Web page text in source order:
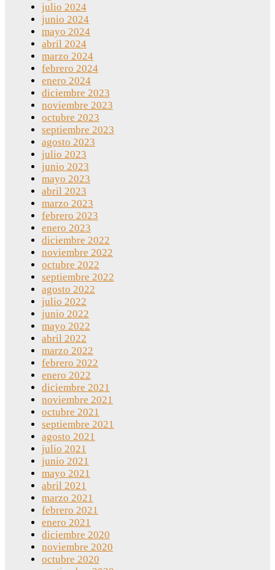
julio 2024
junio 2024
mayo 2024
abril 2024
marzo 2024
febrero 2024
enero 2024
diciembre 2023
noviembre 2023
octubre 2023
septiembre 2023
agosto 2023
julio 2023
junio 2023
mayo 2023
abril 2023
marzo 2023
febrero 2023
enero 2023
diciembre 2022
noviembre 2022
octubre 2022
septiembre 2022
agosto 2022
julio 2022
junio 2022
mayo 2022
abril 2022
marzo 2022
febrero 2022
enero 2022
diciembre 2021
noviembre 2021
octubre 2021
septiembre 2021
agosto 2021
julio 2021
junio 2021
mayo 2021
abril 2021
marzo 2021
febrero 2021
enero 2021
diciembre 2020
noviembre 2020
octubre 2020